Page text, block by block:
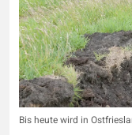
Bis heute wird in